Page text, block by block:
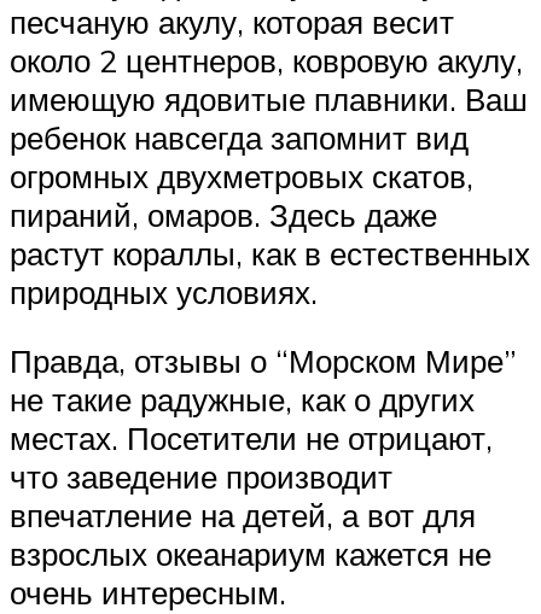
песчаную акулу, которая весит
около 2 центнеров, ковровую акулу,
имеющую ядовитые плавники. Ваш
ребенок навсегда запомнит вид
огромных двухметровых скатов,
пираний, омаров. Здесь даже
растут кораллы, как в естественных
природных условиях.
Правда, отзывы о “Морском Мире”
не такие радужные, как о других
местах. Посетители не отрицают,
что заведение производит
впечатление на детей, а вот для
взрослых океанариум кажется не
очень интересным.